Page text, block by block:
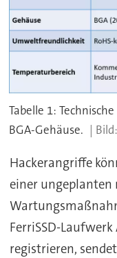
Tabelle 1:
BGA-Gehäuse.
Hackerangriffe
einer
FerriSSD-
registrieren,